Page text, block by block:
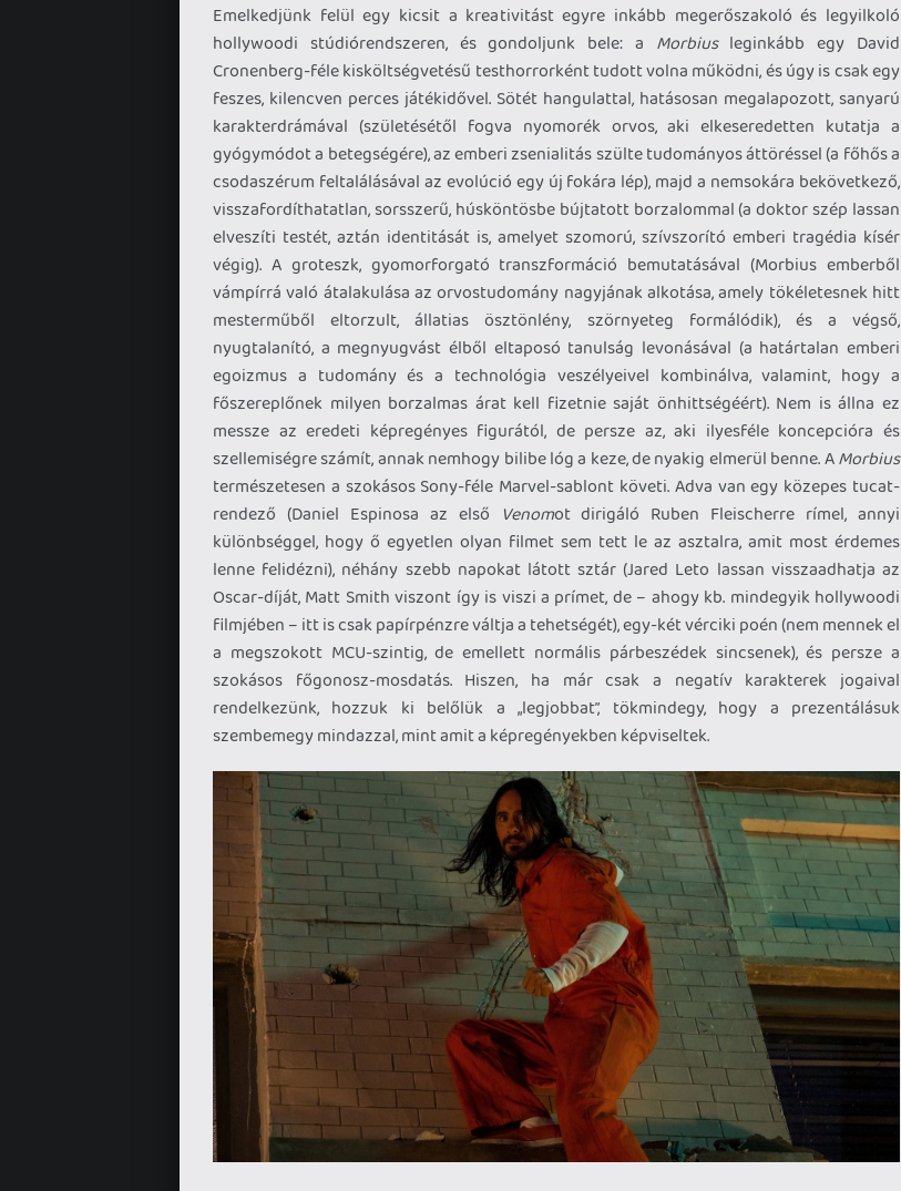
Emelkedjünk felül egy kicsit a kreativitást egyre inkább megerőszakoló és legyilkoló
hollywoodi stúdiórendszeren, és gondoljunk bele: a Morbiusleginkább egy David
Cronenberg-féle kisköltségvetésű testhorrorként tudott volna működni, és úgy is csak egy
feszes, kilencven perces játékidővel. Sötét hangulattal, hatásosan megalapozott, sanyarú
karakterdrámával (születésétől fogva nyomorék orvos, aki elkeseredetten kutatja a
gyógymódot a betegségére), az emberi zsenialitás szülte tudományos áttöréssel (a főhős a
csodaszérum feltalálásával az evolúció egy új fokára lép), majd a nemsokára bekövetkező,
visszafordíthatatlan, sorsszerű, húsköntösbe bújtatott borzalommal (a doktor szép lassan
elveszíti testét, aztán identitását is, amelyet szomorú, szívszorító emberi tragédia kísér
végig). A groteszk, gyomorforgató transzformáció bemutatásával (Morbius emberből
vámpírrá való átalakulása az orvostudomány nagyjának alkotása, amely tökéletesnek hitt
mesterműből eltorzult, állatias ösztönlény, szörnyeteg formálódik), és a végső,
nyugtalanító, a megnyugvást élből eltaposó tanulság levonásával (a határtalan emberi
egoizmus a tudomány és a technológia veszélyeivel kombinálva, valamint, hogy a
főszereplőnek milyen borzalmas árat kell fizetnie saját önhittségéért). Nem is állna ez
messze az eredeti képregényes figurától, de persze az, aki ilyesféle koncepcióra és
szellemiségre számít, annak nemhogy bilibe lóg a keze, de nyakig elmerül benne. AMorbius
természetesen a szokásos Sony-féle Marvel-sablont követi. Adva van egy közepes tucat-
rendező (Daniel Espinosa az első
Venomot dirigáló Ruben Fleischerre rímel, annyi
különbséggel, hogy ő egyetlen olyan filmet sem tett le az asztalra, amit most érdemes
lenne felidézni), néhány szebb napokat látott sztár (Jared Leto lassan visszaadhatja az
Oscar-díját, Matt Smith viszont így is viszi a prímet, de – ahogy kb. mindegyik hollywoodi
filmjében – itt is csak papírpénzre váltja a tehetségét), egy-két vérciki poén (nem mennek el
a megszokott MCU-szintig, de emellett normális párbeszédek sincsenek), és persze a
szokásos főgonosz-mosdatás. Hiszen, ha már csak a negatív karakterek jogaival
rendelkezünk, hozzuk ki belőlük a „legjobbat”, tökmindegy, hogy a prezentálásuk
szembemegy mindazzal, mint amit a képregényekben képviseltek.